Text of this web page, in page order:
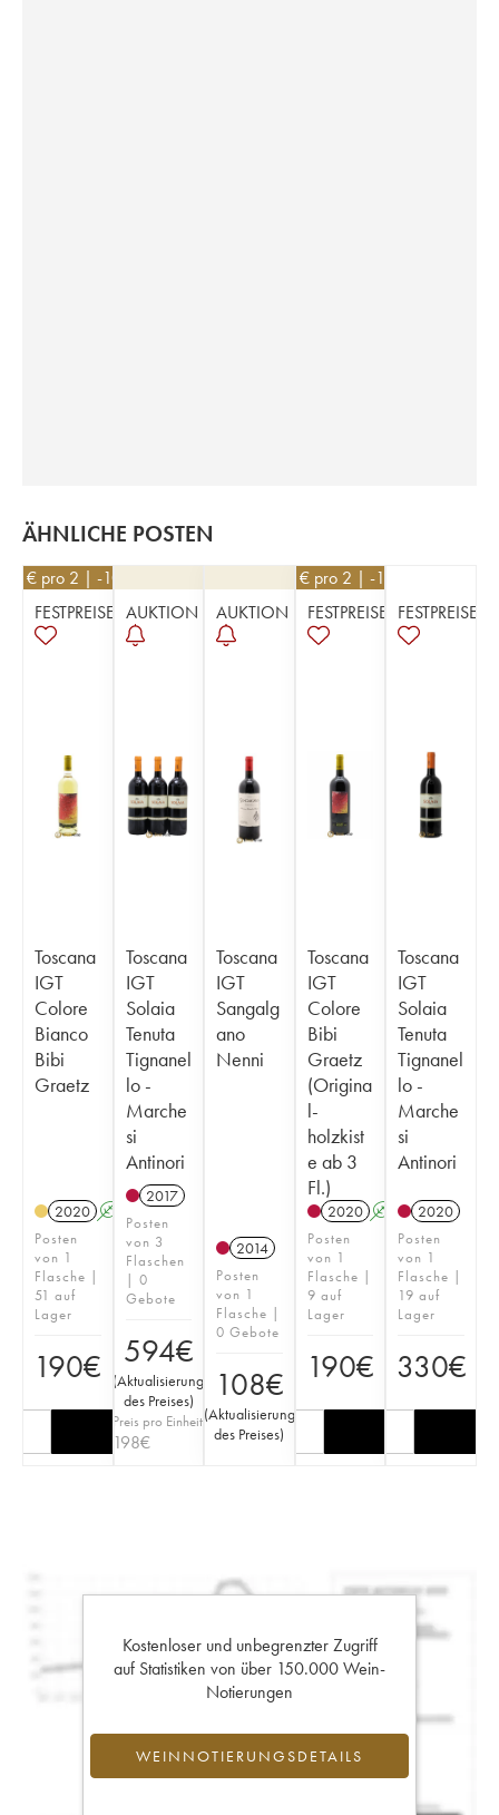
ÄHNLICHE POSTEN
171€ pro 2 | -10%
FESTPREISE
Toscana
IGT
Colore
Bianco
Bibi
Graetz
2020 A
Posten
von 1
Flasche |
51 auf
Lager
190€
AUKTION
Toscana
IGT
Solaia
Tenuta
Tignanel
lo -
Marche
si
Antinori
2017
Posten
von 3
Flaschen
| 0
Gebote
594€
(Aktualisierung
des Preises)
Preis pro Einheit
198€
AUKTION
Toscana
IGT
Sangalg
ano
Nenni
2014
Posten
von 1
Flasche |
0 Gebote
108€
(Aktualisierung
des Preises)
171€ pro 2 | -10%
FESTPREISE
Toscana
IGT
Colore
Bibi
Graetz
(Origina
l-
holzkist
e ab 3
Fl.)
2020 A KT
Posten
von 1
Flasche |
9 auf
Lager
190€
FESTPREISE
Toscana
IGT
Solaia
Tenuta
Tignanel
lo -
Marche
si
Antinori
2020
Posten
von 1
Flasche |
19 auf
Lager
330€
Kostenloser und unbegrenzter Zugriff
auf Statistiken von über 150.000 Wein-
Notierungen
WEINNOTIERUNGSDETAILS